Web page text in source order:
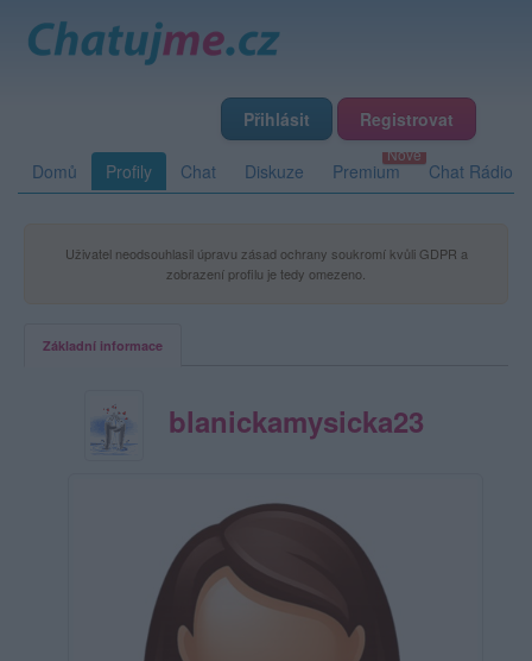
Přihlásit Registrovat
Domů Profily Chat Diskuze Premium Chat Rádio
Uživatel neodsouhlasil úpravu zásad ochrany soukromí kvůli GDPR a
zobrazení profilu je tedy omezeno.
Základní informace
blanickamysicka23